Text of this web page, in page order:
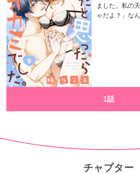
ました。私の
ゃだよ？」な
1話
チャプター